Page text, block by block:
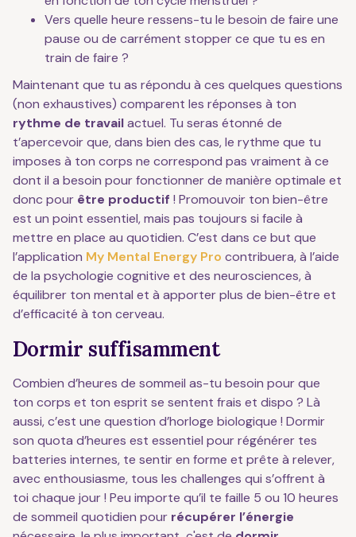
Vers quelle heure ressens-tu le besoin de faire une
pause ou de carrément stopper ce que tu es en
train de faire ?
Maintenant que tu as répondu à ces quelques questions
(non exhaustives) comparent les réponses à ton
rythme de travailactuel. Tu seras étonné de
t’apercevoir que, dans bien des cas, le rythme que tu
imposes à ton corps ne correspond pas vraiment à ce
dont il a besoin pour fonctionner de manière optimale et
donc pour être productif ! Promouvoir ton bien-être
est un point essentiel, mais pas toujours si facile à
mettre en place au quotidien. C’est dans ce but que
l’application My Mental Energy Pro contribuera, à l’aide
de la psychologie cognitive et des neurosciences, à
équilibrer ton mental et à apporter plus de bien-être et
d’efficacité à ton cerveau.
Dormir suffisamment
Combien d’heures de sommeil as-tu besoin pour que
ton corps et ton esprit se sentent frais et dispo ? Là
aussi, c’est une question d’horloge biologique ! Dormir
son quota d’heures est essentiel pour régénérer tes
batteries internes, te sentir en forme et prête à relever,
avec enthousiasme, tous les challenges qui s’offrent à
toi chaque jour ! Peu importe qu’il te faille 5 ou 10 heures
de sommeil quotidien pour récupérer l’énergie